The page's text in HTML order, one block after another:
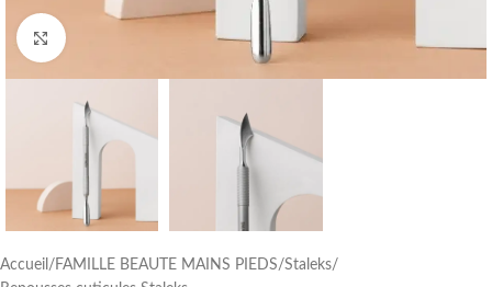
Cliquez pour agrandir
Accueil / FAMILLE BEAUTE MAINS PIEDS/Staleks/